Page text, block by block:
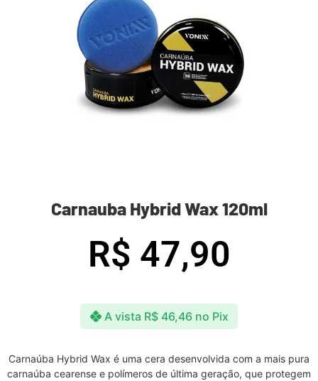
Carnauba Hybrid Wax 120ml
R$ 47,90
A vista R$46,46 no Pix
Carnaúba Hybrid Wax é uma cera desenvolvida com a mais pura
carnaúba cearense e polímeros de última geração, que protegem